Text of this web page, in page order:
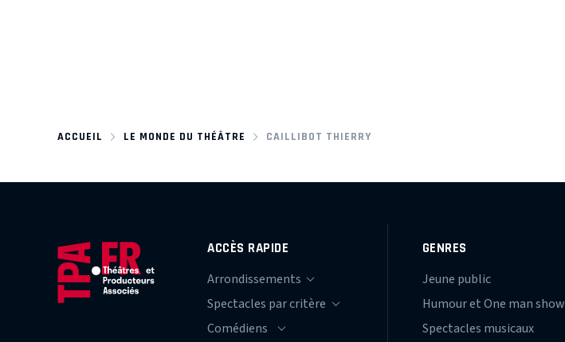
ACCUEIL LE MONDE DU THÉÂTRE CAILLIBOT THIERRY
ACCÈS RAPIDE GENRES
Jeune public
Humour et One man show
Spectacles musicaux